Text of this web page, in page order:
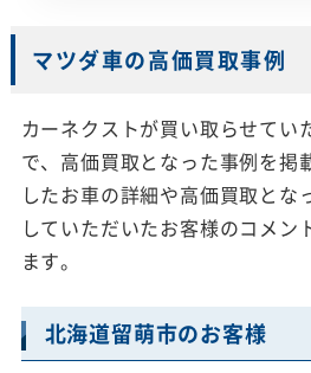
マツダ車の高価買取事例
カーネクストが買い取らせてい
で、高価買取となった事例を掲
したお車の詳細や高価買取とな
していただいたお客様のコメン
ます。
北海道留萌市のお客様